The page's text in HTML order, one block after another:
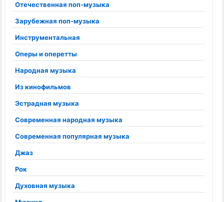
Отечественная поп-музыка
Зарубежная поп-музыка
Инструментальная
Оперы и оперетты
Народная музыка
Из кинофильмов
Эстрадная музыка
Современная народная музыка
Современная популярная музыка
Джаз
Рок
Духовная музыка